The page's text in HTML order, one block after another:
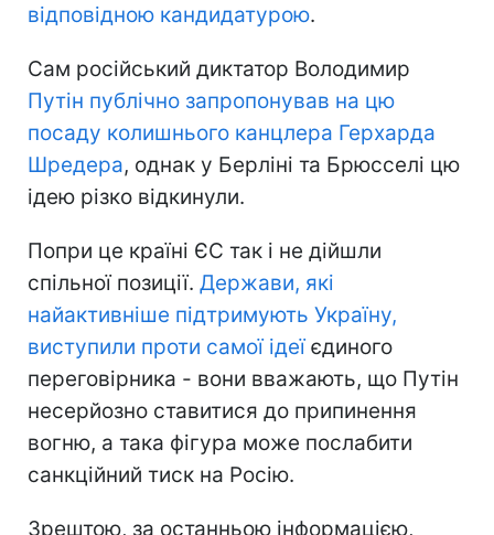
відповідною кандидатурою.
Сам російський диктатор Володимир
Путін публічно запропонував на цю
посаду колишнього канцлера Герхарда
Шредера, однак у Берліні та Брюсселі цю
ідею різко відкинули.
Попри це країні ЄС так і не дійшли
спільної позиції. Держави, які
найактивніше підтримують Україну,
виступили проти самої ідеїєдиного
переговірника - вони вважають, що Путін
несерйозно ставитися до припинення
вогню, а така фігура може послабити
санкційний тиск на Росію.
Зрештою, за останньою інформацією,